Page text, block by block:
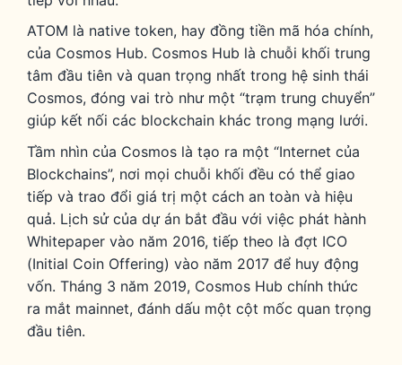
ATOM là native token, hay đồng tiền mã hóa chính,
của Cosmos Hub. Cosmos Hub là chuỗi khối trung
tâm đầu tiên và quan trọng nhất trong hệ sinh thái
Cosmos, đóng vai trò như một “trạm trung chuyển”
giúp kết nối các blockchain khác trong mạng lưới.
Tầm nhìn của Cosmos là tạo ra một “Internet của
Blockchains”, nơi mọi chuỗi khối đều có thể giao
tiếp và trao đổi giá trị một cách an toàn và hiệu
quả. Lịch sử của dự án bắt đầu với việc phát hành
Whitepaper vào năm 2016, tiếp theo là đợt ICO
(Initial Coin Offering) vào năm 2017 để huy động
vốn. Tháng 3 năm 2019, Cosmos Hub chính thức
ra mắt mainnet, đánh dấu một cột mốc quan trọng
đầu tiên.